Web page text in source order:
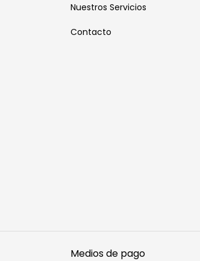
Nuestros Servicios
Contacto
Medios de pago